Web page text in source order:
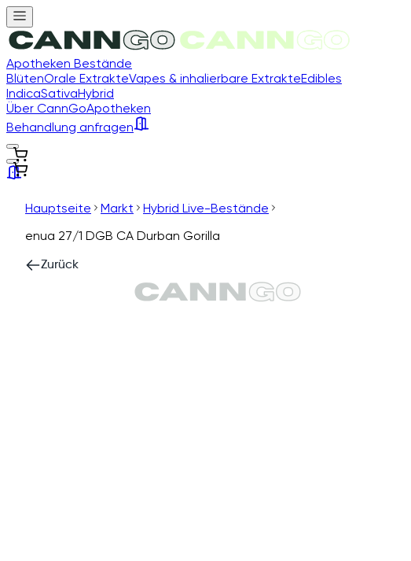
Apotheken Bestände
BlütenOrale ExtrakteVapes & inhalierbare ExtrakteEdibles
IndicaSativaHybrid
Über CannGoApotheken
Behandlung anfragen
Hauptseite Markt
Hybrid Live-Bestände
enua 27/1 DGB CA Durban Gorilla
Zurück